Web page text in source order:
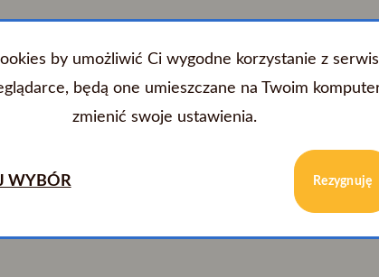
osobowych
Zarejestruj
by umożliwić Ci wygodne korzystanie z
będą one umieszczane na Twoim
zmienić swoje ustawienia.
WYBÓR Rezygnuję